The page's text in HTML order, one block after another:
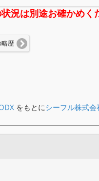
況は別途お確かめく
略歴
をもとにシーフル株式会